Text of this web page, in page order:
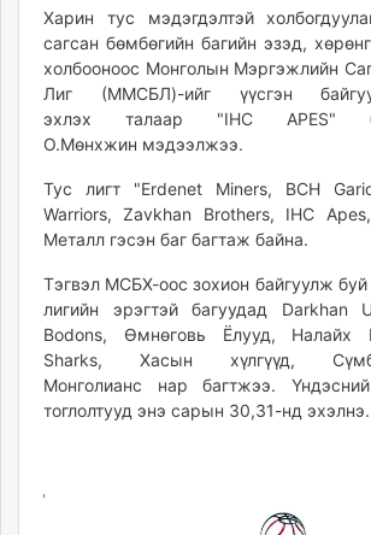
asu.mn
shudarga.mn
shuurhai.mn
unuudur.mn
isee.mn
fact.mn
itoim.mn
tumen.mn
shuum.mn
times.mn
tvmongolia.mn
mass.mn
unegui.mn
tac.mn
Харин тус мэдэгдэлтэй
сагсан бөмбөгийн багийн эзэд,
холбооноос Монголын Мэргэжлийн
Лиг (ММСБЛ)-ийг үүсгэн
эхлэх талаар "IHC APES"
О.Мөнхжин мэдээлжээ.
Тус лигт "Erdenet Miners, ВСН
Warriors, Zavkhan Brothers, IHC
Металл гэсэн баг багтаж байна.
Тэгвэл МСБХ-оос зохион байгуулж
лигийн эрэгтэй багуудад Darkhan
Bodons, Өмнөговь Ёлууд,
Sharks, Хасын хүлгүүд,
Монголианс нар багтжээ.
тоглолтууд энэ сарын 30,31-нд эхэлнэ.